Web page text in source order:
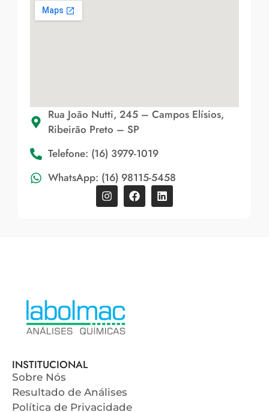
Rua João Nutti, 245 – Campos Elísios,
Ribeirão Preto – SP
Telefone: (16) 3979-1019
WhatsApp: (16) 98115-5458
INSTITUCIONAL
Sobre Nós
Resultado de Análises
Política de Privacidade